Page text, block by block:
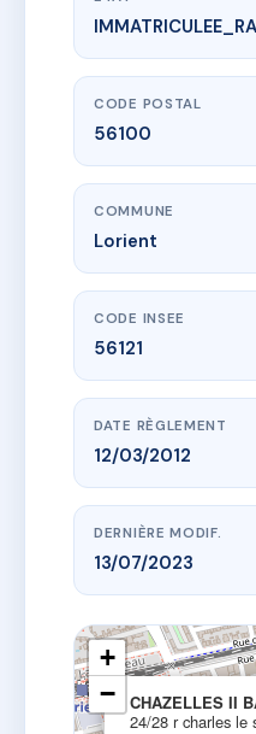
www.vme.plus/
CHAZELLES II
24/28 r charles le
CODE POSTAL
56100
COMMUNE
Lorient
CODE INSEE
56121
DATE RÈGLEMENT
12/03/2012
DERNIÈRE MODIF.
13/07/2023
CHAZELLES II
24/28 r charles le
+
−